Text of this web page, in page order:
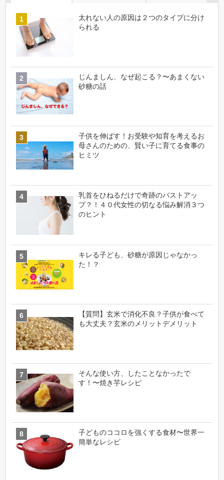
太れない人の原因は２つのタイプに分け
られる
じんましん、なぜ起こる？〜あまくない
砂糖の話
子供を伸ばす！お受験や知育を考えるお
母さんのための、賢い子に育てる食事の
ヒミツ
乳首をひねるだけで奇跡のバストアッ
プ？！４０代女性の切なる悩み解消３つ
のヒント
キレる子ども、砂糖が原因じゃなかっ
た！？
【質問】玄米で消化不良？子供が食べて
も大丈夫？玄米のメリットデメリット
そんな使い方、したことなかったで
す！〜焼き芋レシピ
子どものココロを強くする食材〜世界一
簡単なレシピ